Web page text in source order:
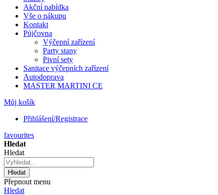
Akční nabídka
Vše o nákupu
Kontakt
Půjčovna
Výčepní zařízení
Party stany
Pivní sety
Sanitace výčepních zařízení
Autodoprava
MASTER MARTINI CE
Můj košík
Přihlášení/Registrace
favourites
Hledat
Hledat
Hledat
Přepnout menu
Hledat